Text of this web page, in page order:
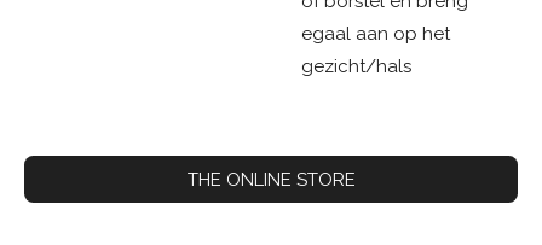
egaal aan op het
gezicht/hals
THE ONLINE STORE